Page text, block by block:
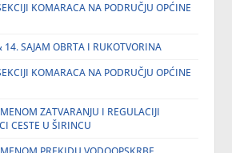
KOMARACA NA PODRUČJU OPĆINE
SAJAM OBRTA I RUKOTVORINA
KOMARACA NA PODRUČJU OPĆINE
ZATVARANJU I REGULACIJI
CESTE U ŠIRINCU